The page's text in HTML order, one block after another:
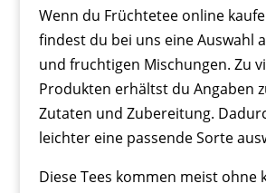
Wenn du Früchtetee online
findest du bei uns eine Auswahl
und fruchtigen Mischungen. Zu
Produkten erhältst du Angaben
Zutaten und Zubereitung.
leichter eine passende Sorte
Diese Tees kommen meist ohne